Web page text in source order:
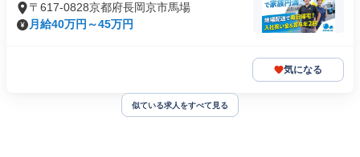
〒617-0828京都府長岡京市馬場
月給40万円～45万円
気になる
似ている求人をすべて見る